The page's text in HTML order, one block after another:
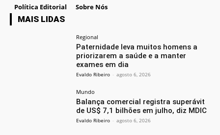
Política Editorial Sobre Nós
MAIS LIDAS
Regional
Paternidade leva muitos homens a
priorizarem a saúde e a manter
exames em dia
Evaldo Ribeiro - agosto 6, 2026
Mundo
Balança comercial registra superávit
de US$ 7,1 bilhões em julho, diz MDIC
Evaldo Ribeiro - agosto 6, 2026